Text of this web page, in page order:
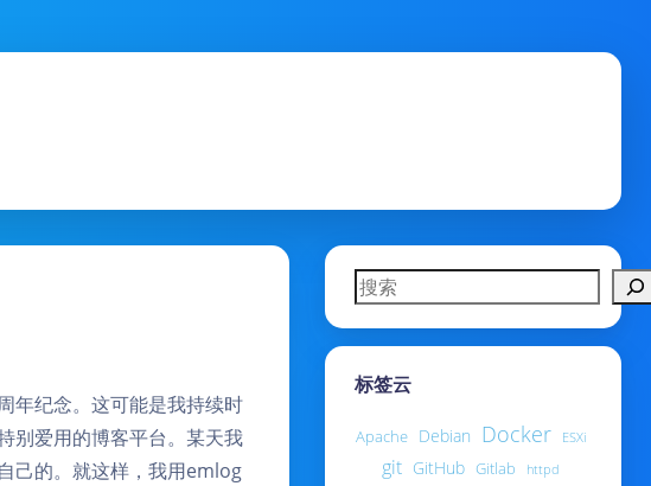
搜索
标签云
Apache Debian Docker ESXi
git GitHub Gitlab httpd
年纪念。这可能是我持续时
别爱用的博客平台。某天我
己的。就这样，我用emlog